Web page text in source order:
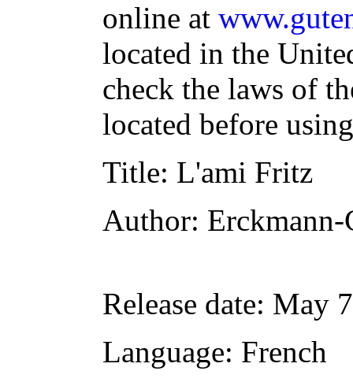
online at
located in the
check the laws of
located before
Title: L'ami Fritz
Author:
Release date: May
Language: French